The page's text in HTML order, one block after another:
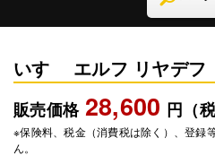
いすゞ エルフ リヤデフ
販売価格 28,600 円（
※保険料、税金（消費税は除く）、登録
ん。